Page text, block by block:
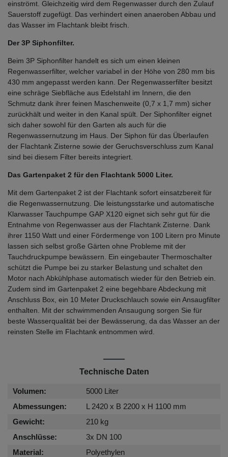
einströmt. Gleichzeitig wird dem Regenwasser durch den Zulauf
Sauerstoff zugefügt. Das verhindert einen anaeroben Abbau und
das Wasser im Flachtank bleibt frisch.
Der 3P Siphonfilter.
Beim 3P Siphonfilter handelt es sich um einen kleinen
Regenwasserfilter, welcher variabel in der Höhe von 280 mm bis
430 mm angepasst werden kann. Der Regenwasserfilter besitzt
eine schräge Siebfläche aus Edelstahl im Innern, die den
Schmutz dank ihrer feinen Maschenweite (0,7 x 1,7 mm) sicher
zurückhält und weiter in den Kanal spült. Der Siphonfilter eignet
sich daher sowohl für den Garten als auch für die
Regenwassernutzung im Haus. Der Siphon für das Überlaufen
der Flachtank Zisterne sowie der Geruchsverschluss zum Kanal
sind bei diesem Filter bereits integriert.
Das Gartenpaket 2 für den Flachtank 5000 Liter.
Mit dem Gartenpaket 2 ist der Flachtank sofort einsatzbereit für
die Regenwassernutzung. Die leistungsstarke und automatische
Klarwasser Tauchpumpe GAP X120 eignet sich sehr gut für die
Entnahme von Regenwasser aus der Flachtank Zisterne. Dank
ihrer 1150 Watt und einer Fördermenge von 100 Litern pro Minute
lassen sich selbst große Gärten ohne Probleme mit der
Tauchdruckpumpe bewässern. Ein eingebauter Thermoschalter
schützt die Pumpe bei zu starker Belastung und schaltet den
Motor nach Abkühlphase automatisch wieder für den Betrieb ein.
Zudem sind im Gartenpaket 2 eine begehbare Abdeckung mit
Anschluss Box, ein 10 Meter Druckschlauch sowie ein Ansaugfilter
enthalten. Mit der schwimmenden Ansaugung sorgen Sie für
beste Wasserqualität bei der Bewässerung, da das Wasser an der
reinsten Stelle im Flachtank entnommen wird.
Technische Daten
Volumen:
5000 Liter
Abmessungen:
L 2420 x B 2200 x H 1100 mm
Gewicht:
210 kg
Anschlüsse:
3x DN 100
Material:
Polyethylen